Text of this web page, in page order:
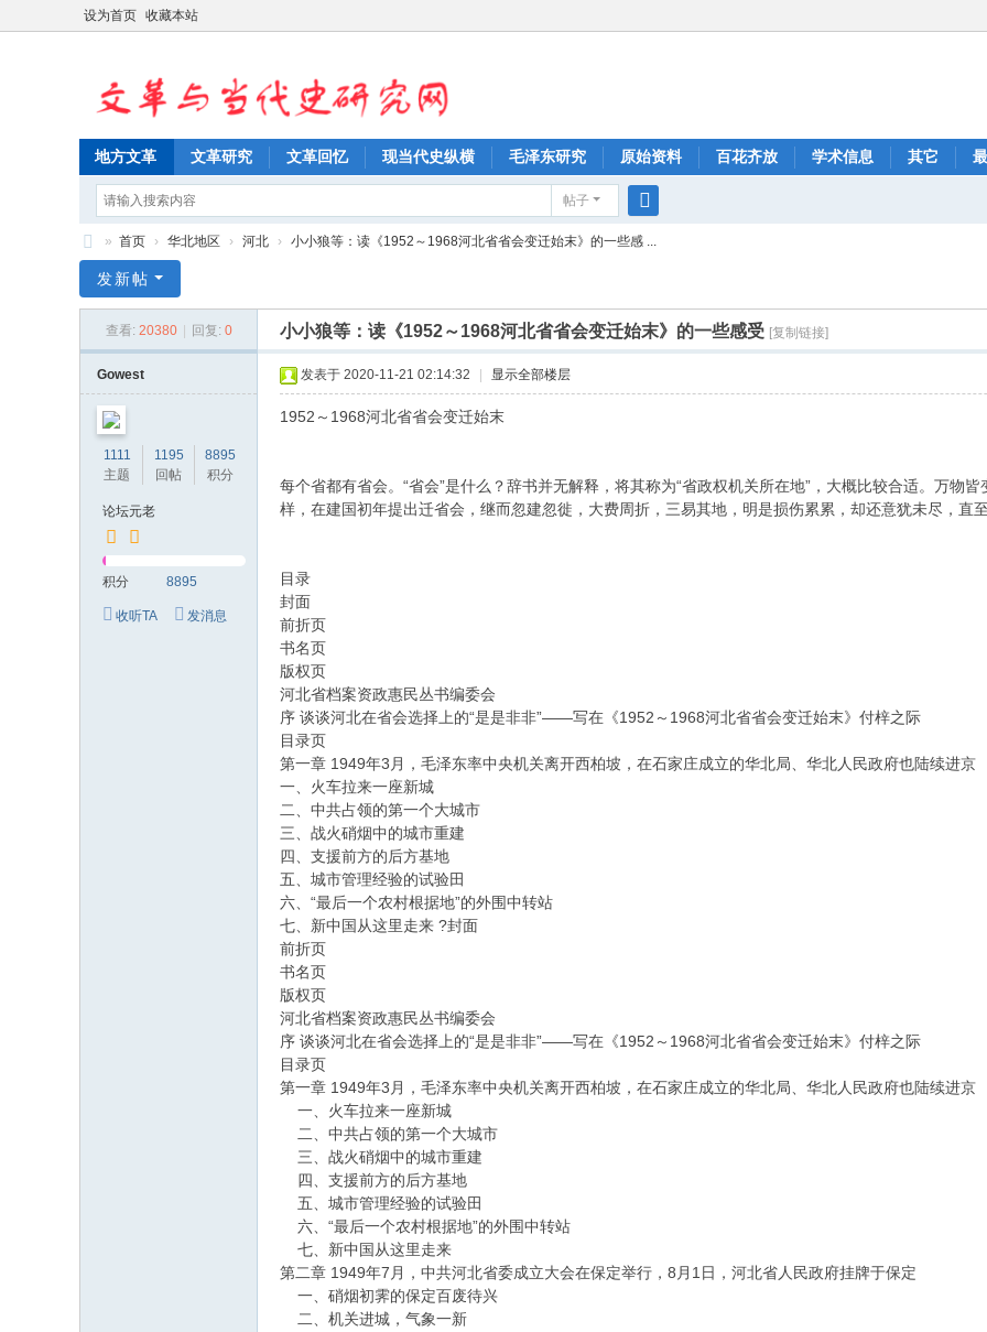
设为首页 收藏本站
地方文革 文革研究 文革回忆 现当代史纵横 毛泽东研究 原始资料 百花齐放 学术信息 其它
帖子
搜
革
» 首页 › 华北地区 › 河北 › 小小狼等：读《1952～1968河北省省会变迁始末》的一些感 ...
发新帖
查看: 20380 回复: 0 小小狼等：读《1952～1968河北省省会变迁始末》的一些感受 [复制链接]
Gowest
1111
主题
1195
回帖
8895
积分
论坛元老
积分 8895
收听TA 发消息
发表于 2020-11-21 02:14:32 显示全部楼层
1952～1968河北省省会变迁始末
每个省都有省会。“省会”是什么？辞书并无解释，将其称为“省政权机关所在地”，大概比较合适。万物
样，在建国初年提出迁省会，继而忽建忽徙，大费周折，三易其地，明是损伤累累，却还意犹未尽，直
目录
封面
前折页
书名页
版权页
河北省档案资政惠民丛书编委会
序 谈谈河北在省会选择上的“是是非非”——写在《1952～1968河北省省会变迁始末》付梓之际
目录页
第一章 1949年3月，毛泽东率中央机关离开西柏坡，在石家庄成立的华北局、华北人民政府也陆续进京
一、火车拉来一座新城
二、中共占领的第一个大城市
三、战火硝烟中的城市重建
四、支援前方的后方基地
五、城市管理经验的试验田
六、“最后一个农村根据地”的外围中转站
七、新中国从这里走来 ?封面
前折页
书名页
版权页
河北省档案资政惠民丛书编委会
序 谈谈河北在省会选择上的“是是非非”——写在《1952～1968河北省省会变迁始末》付梓之际
目录页
第一章 1949年3月，毛泽东率中央机关离开西柏坡，在石家庄成立的华北局、华北人民政府也陆续进京
一、火车拉来一座新城
二、中共占领的第一个大城市
三、战火硝烟中的城市重建
四、支援前方的后方基地
五、城市管理经验的试验田
六、“最后一个农村根据地”的外围中转站
七、新中国从这里走来
第二章 1949年7月，中共河北省委成立大会在保定举行，8月1日，河北省人民政府挂牌于保定
一、硝烟初霁的保定百废待兴
二、机关进城，气象一新